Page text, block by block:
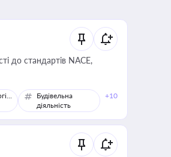
до стандартів NACE,
Торгівля
Будівельна
діяльність
+10